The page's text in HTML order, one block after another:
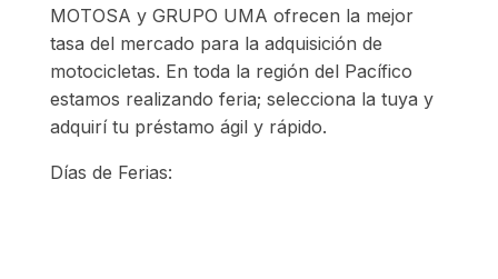
MOTOSA y GRUPO UMA ofrecen la mejor
tasa del mercado para la adquisición de
motocicletas. En toda la región del Pacífico
estamos realizando feria; selecciona la tuya y
adquirí tu préstamo ágil y rápido.
Días de Ferias: